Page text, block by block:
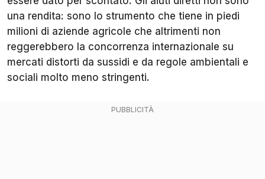
una rendita: sono lo strumento che tiene in piedi
milioni di aziende agricole che altrimenti non
reggerebbero la concorrenza internazionale su
mercati distorti da sussidi e da regole ambientali e
sociali molto meno stringenti.